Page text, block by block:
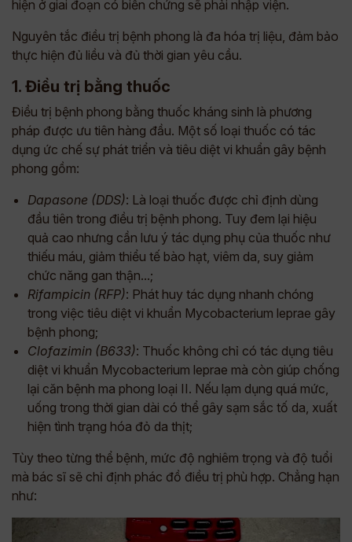
hiện ở giai đoạn có biến chứng sẽ phải nhập viện.
Nguyên tắc điều trị bệnh phong là đa hóa trị liệu, đảm bảo
thực hiện đủ liều và đủ thời gian yêu cầu.
1. Điều trị bằng thuốc
Điều trị bệnh phong bằng thuốc kháng sinh là phương
pháp được ưu tiên hàng đầu. Một số loại thuốc có tác
dụng ức chế sự phát triển và tiêu diệt vi khuẩn gây bệnh
phong gồm:
Dapasone (DDS): Là loại thuốc được chỉ định dùng
đầu tiên trong điều trị bệnh phong. Tuy đem lại hiệu
quả cao nhưng cần lưu ý tác dụng phụ của thuốc như
thiếu máu, giảm thiểu tế bào hạt, viêm da, suy giảm
chức năng gan thận...;
Rifampicin (RFP): Phát huy tác dụng nhanh chóng
trong việc tiêu diệt vi khuẩn Mycobacterium leprae gây
bệnh phong;
Clofazimin (B633): Thuốc không chỉ có tác dụng tiêu
diệt vi khuẩn Mycobacterium leprae mà còn giúp chống
lại căn bệnh ma phong loại II. Nếu lạm dụng quá mức,
uống trong thời gian dài có thể gây sạm sắc tố da, xuất
hiện tình trạng hóa đỏ da thịt;
Tùy theo từng thể bệnh, mức độ nghiêm trọng và độ tuổi
mà bác sĩ sẽ chỉ định phác đồ điều trị phù hợp. Chẳng hạn
như: